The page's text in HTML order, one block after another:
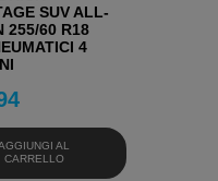
SUV ALL-
255/60 R18
4
AL
CARRELLO